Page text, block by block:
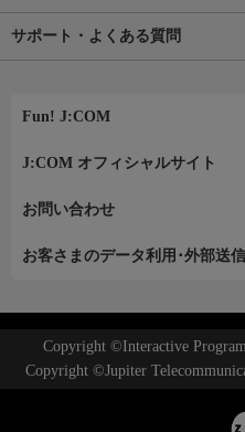
サポート・よくある質問
Fun! J:COM
J:COM オフィシャルサイト
お問い合わせ
お客さまのデータ利用･外部送
Copyright ©Interactive
Copyright ©Jupiter